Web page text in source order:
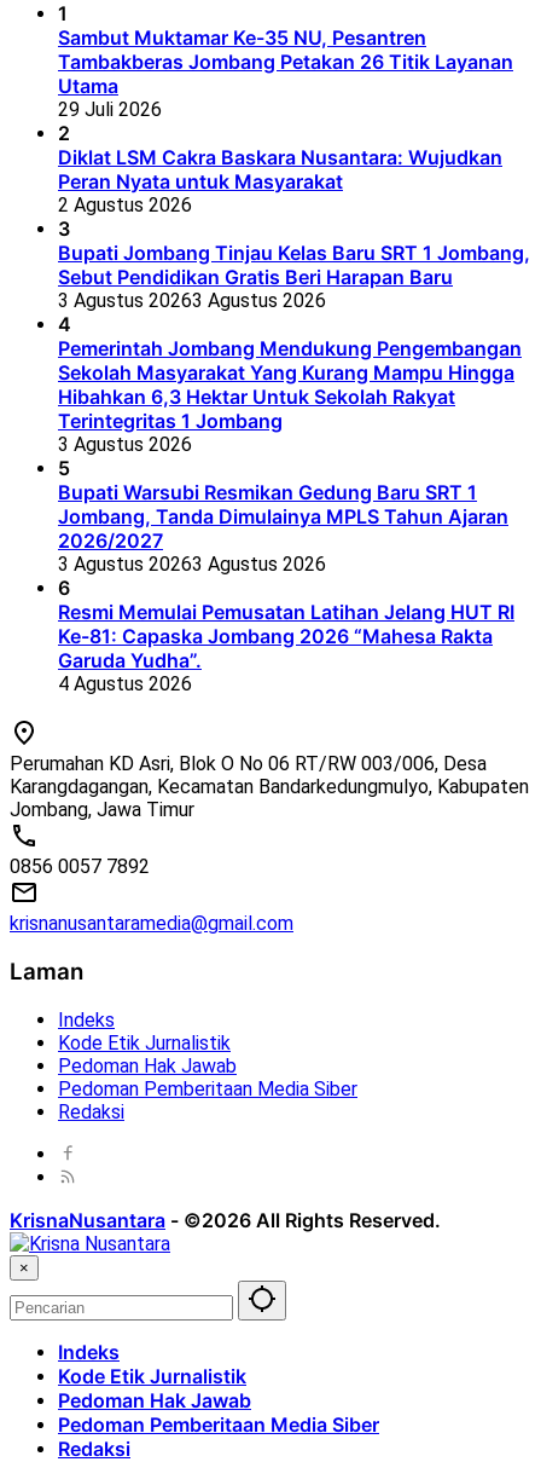
1
Sambut Muktamar Ke-35 NU, Pesantren
Tambakberas Jombang Petakan 26 Titik Layanan
Utama
29 Juli 2026
2
Diklat LSM Cakra Baskara Nusantara: Wujudkan
Peran Nyata untuk Masyarakat
2 Agustus 2026
3
Bupati Jombang Tinjau Kelas Baru SRT 1 Jombang,
Sebut Pendidikan Gratis Beri Harapan Baru
3 Agustus 20263 Agustus 2026
4
Pemerintah Jombang Mendukung Pengembangan
Sekolah Masyarakat Yang Kurang Mampu Hingga
Hibahkan 6,3 Hektar Untuk Sekolah Rakyat
Terintegritas 1 Jombang
3 Agustus 2026
5
Bupati Warsubi Resmikan Gedung Baru SRT 1
Jombang, Tanda Dimulainya MPLS Tahun Ajaran
2026/2027
3 Agustus 20263 Agustus 2026
6
Resmi Memulai Pemusatan Latihan Jelang HUT RI
Ke-81: Capaska Jombang 2026 “Mahesa Rakta
Garuda Yudha”.
4 Agustus 2026
Perumahan KD Asri, Blok O No 06 RT/RW 003/006, Desa
Karangdagangan, Kecamatan Bandarkedungmulyo, Kabupaten
Jombang, Jawa Timur
0856 0057 7892
krisnanusantaramedia@gmail.com
Laman
Indeks
Kode Etik Jurnalistik
Pedoman Hak Jawab
Pedoman Pemberitaan Media Siber
Redaksi
KrisnaNusantara - ©2026 All Rights Reserved.
×
Indeks
Kode Etik Jurnalistik
Pedoman Hak Jawab
Pedoman Pemberitaan Media Siber
Redaksi